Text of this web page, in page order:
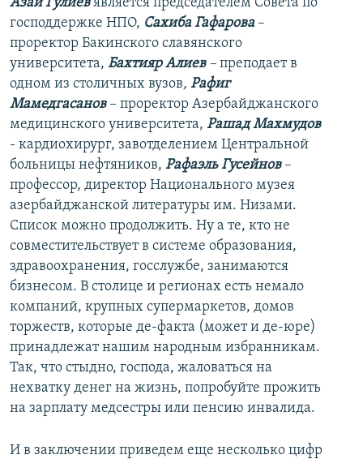
господдержке НПО, Сахиба Гафарова–
проректор Бакинского славянского
университета, Бахтияр Алиев– преподает в
одном из столичных вузов, Рафиг
Мамедгасанов– проректор Азербайджанского
медицинского университета, Рашад Махмудов
- кардиохирург, завотделением Центральной
больницы нефтяников, Рафаэль Гусейнов–
профессор, директор Национального музея
азербайджанской литературы им. Низами.
Список можно продолжить. Ну а те, кто не
совместительствует в системе образования,
здравоохранения, госслужбе, занимаются
бизнесом. В столице и регионах есть немало
компаний, крупных супермаркетов, домов
торжеств, которые де-факта (может и де-юре)
принадлежат нашим народным избранникам.
Так, что стыдно, господа, жаловаться на
нехватку денег на жизнь, попробуйте прожить
на зарплату медсестры или пенсию инвалида.
И в заключении приведем еще несколько цифр